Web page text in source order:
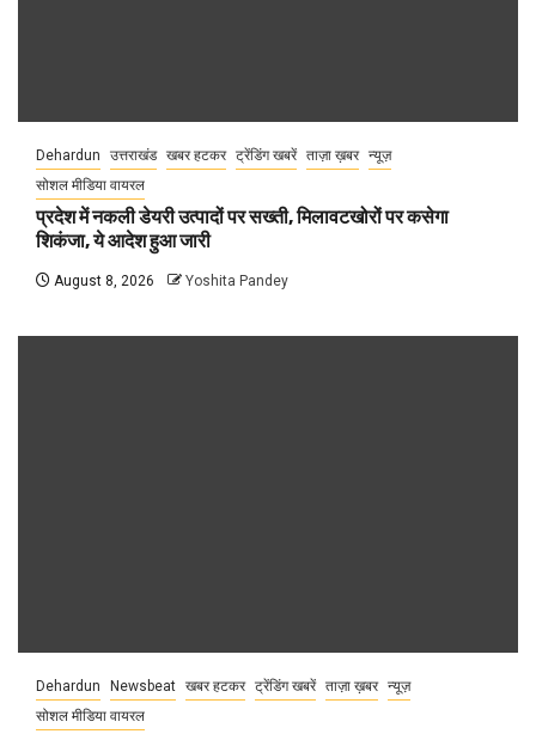
Dehardun उत्तराखंड खबर हटकर ट्रेंडिंग खबरें ताज़ा ख़बर न्यूज़
सोशल मीडिया वायरल
प्रदेश में नकली डेयरी उत्पादों पर सख्ती, मिलावटखोरों पर कसेगा
शिकंजा, ये आदेश हुआ जारी
August 8, 2026 Yoshita Pandey
Dehardun Newsbeat खबर हटकर ट्रेंडिंग खबरें ताज़ा ख़बर न्यूज़
सोशल मीडिया वायरल